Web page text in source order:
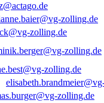
zolling.de
zolling.de
zolling.de
zolling.de
zolling.de